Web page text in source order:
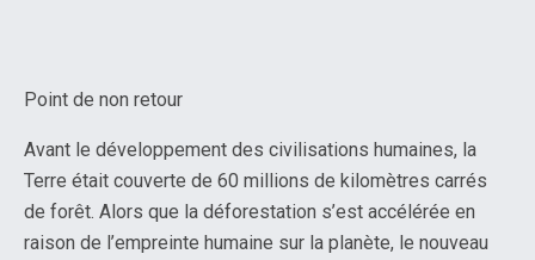
Point de non retour
Avant le développement des civilisations humaines, la
Terre était couverte de 60 millions de kilomètres carrés
de forêt. Alors que la déforestation s’est accélérée en
raison de l’empreinte humaine sur la planète, le nouveau